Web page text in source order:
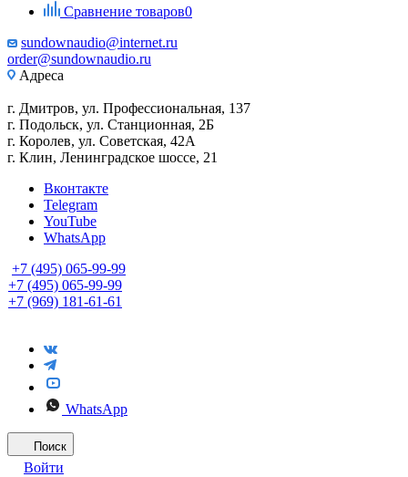
Сравнение товаров0
sundownaudio@internet.ru
order@sundownaudio.ru
Адреса
г. Дмитров, ул. Профессиональная, 137
г. Подольск, ул. Станционная, 2Б
г. Королев, ул. Советская, 42А
г. Клин, Ленинградское шоссе, 21
Вконтакте
Telegram
YouTube
WhatsApp
+7 (495) 065-99-99
+7 (495) 065-99-99
+7 (969) 181-61-61
WhatsApp
Поиск
Войти